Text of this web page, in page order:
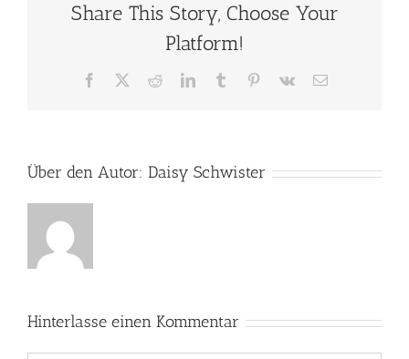
Share This Story, Choose Your
Platform!
Facebook RedditLinkedInTumblr Pinterest
Vk
E-
Über den Autor: Daisy Schwister
Hinterlasse einen Kommentar